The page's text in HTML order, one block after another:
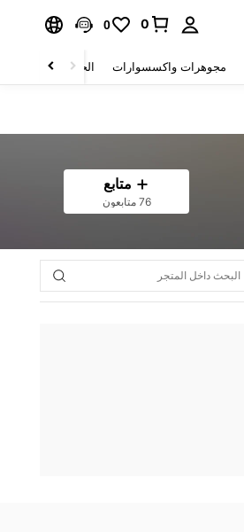
0
0
مجوهرات واكسسوارات الحقائب والأمتعة
متابع
76 متابعون